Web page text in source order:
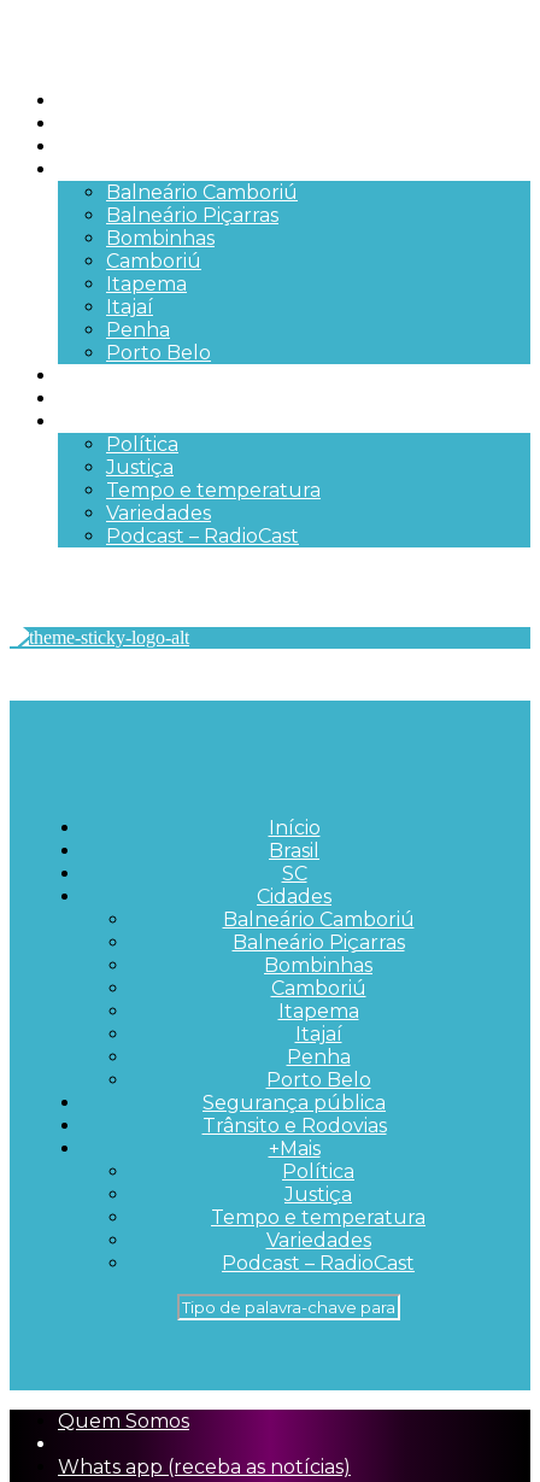
Balneário Camboriú
Balneário Piçarras
Bombinhas
Camboriú
Itapema
Itajaí
Penha
Porto Belo
Política
Justiça
Tempo e temperatura
Variedades
Podcast – RadioCast
Início
Brasil
SC
Cidades
Balneário Camboriú
Balneário Piçarras
Bombinhas
Camboriú
Itapema
Itajaí
Penha
Porto Belo
Segurança pública
Trânsito e Rodovias
+Mais
Política
Justiça
Tempo e temperatura
Variedades
Podcast – RadioCast
Quem Somos
Whats app (receba as notícias)